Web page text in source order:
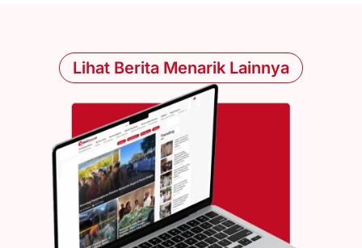
Lihat Berita Menarik Lainnya